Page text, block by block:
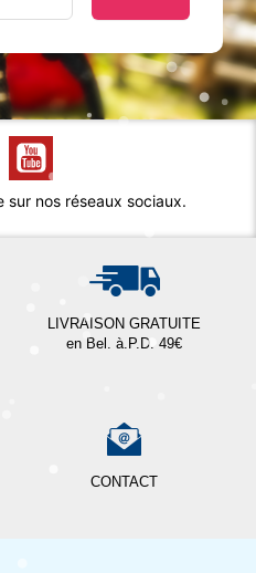
sur nos réseaux sociaux.
LIVRAISON GRATUITE
en Bel. à.P.D. 49€
CONTACT